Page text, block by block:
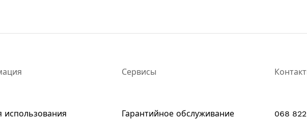
использования
Сервисы
Гарантийное обслуживание
068